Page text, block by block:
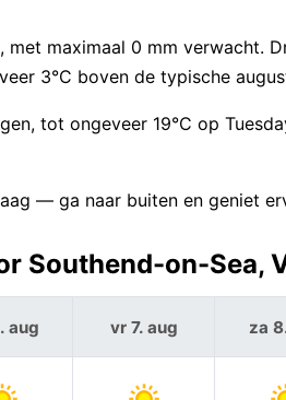
met maximaal 0 mm verwacht.
3°C boven de typische
tot ongeveer 19°C op
— ga naar buiten en geniet
Southend-on-
aug vr 7. aug za